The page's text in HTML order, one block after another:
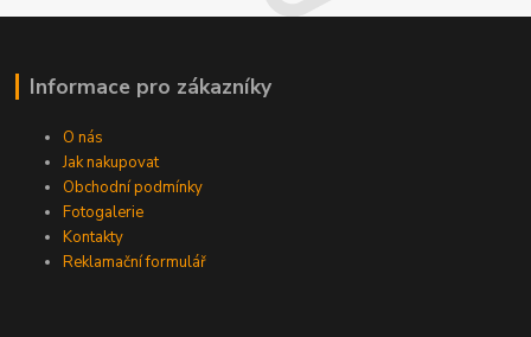
Informace pro zákazníky
O nás
Jak nakupovat
Obchodní podmínky
Fotogalerie
Kontakty
Reklamační formulář